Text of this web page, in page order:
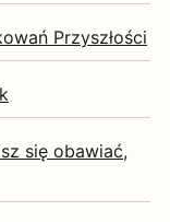
Przyszłości
się obawiać,